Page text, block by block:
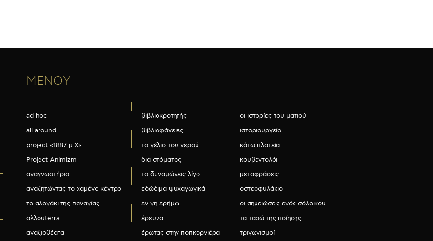
ΜΕΝΟΥ
ad hoc
all around
project «1887 μ.Χ»
Project Animizm
αναγνωστήριο
αναζητώντας το χαμένο κέντρο
το αλογάκι της παναγίας
αλλουterra
αναξιοθέατα
βιβλιοκροτητής
βιβλιοφάνειες
το γέλιο του νερού
δια στόματος
το δυναμώνεις λίγο
εδώδιμα ψυχαγωγικά
εν γη ερήμω
έρευνα
έρωτας στην ποπκορνιέρα
οι ιστορίες του ματιού
ιστοριουργείο
κάτω πλατεία
κουβεντολόι
μεταφράσεις
οστεοφυλάκιο
οι σημειώσεις ενός σόλοικου
τα ταρώ της ποίησης
τριγωνισμοί